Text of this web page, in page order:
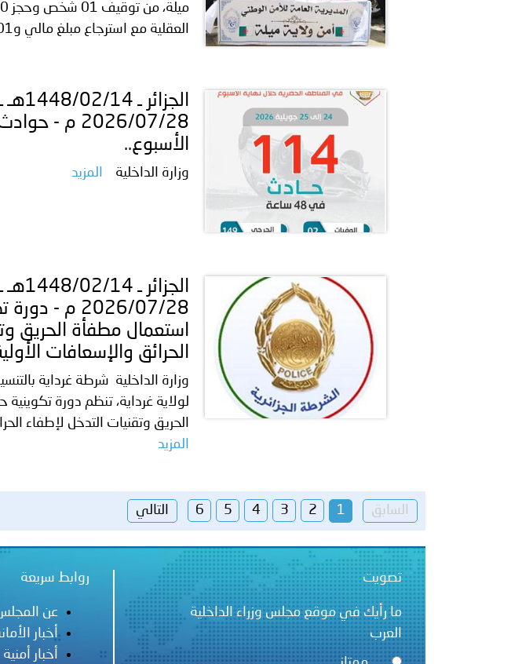
العقلية مع استرجاع مبلغ مالي و01 مركبة.
2026/07/28 م
الأسبوع..
وزارة الداخلية المزيد
2026/07/28 م
استعمال مطفأة الحريق
الحرائق والإسعافات
وزارة الداخلية شرطة غرداية
لولاية غرداية، تنظم دورة
الحريق وتقنيات التدخل لإطفاء
المزيد
السابق 1
2
3
4
5
6 التالي
تصويت
ما رأيك في موقع مجلس وزراء الداخلية
العرب
روابط سريعة
عن
أخبار
أخبار أمنية